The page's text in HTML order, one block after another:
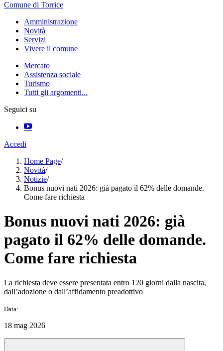
Comune di Torrice
Amministrazione
Novità
Servizi
Vivere il comune
Mercato
Assistenza sociale
Turismo
Tutti gli argomenti...
Seguici su
Accedi
Home Page/
Novità/
Notizie/
Bonus nuovi nati 2026: già pagato il 62% delle domande.
Come fare richiesta
Bonus nuovi nati 2026: già
pagato il 62% delle domande.
Come fare richiesta
La richiesta deve essere presentata entro 120 giorni dalla nascita,
dall’adozione o dall’affidamento preadottivo
Data:
18 mag 2026